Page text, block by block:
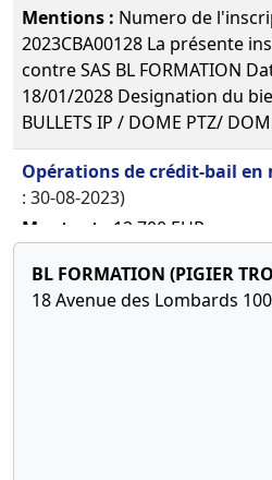
Mentions : Numero de
2023CBA00128 La présente
contre SAS BL FORMATION
18/01/2028 Designation du
BULLETS IP / DOME PTZ/
Opérations de crédit-bail
: 30-08-2023)
Montant :
12 700 EUR
Date de fin :25-01-2028
BL FORMATION (PIGIER
18 Avenue des Lombards